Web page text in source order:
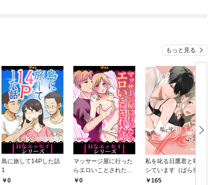
もっと見る
島に旅して14Pした話
1
0
マッサージ屋に行った
らエロいことされた話
1 0
私を叱る日鷹君と毎晩
シています［ばら売
り］ 第1話
165